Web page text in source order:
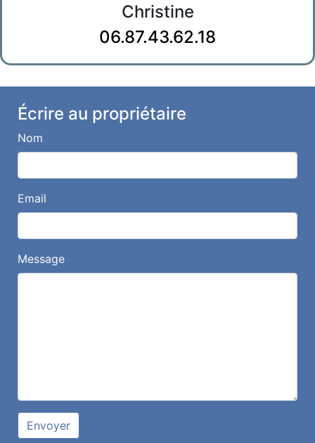
Christine
06.87.43.62.18
Écrire au propriétaire
Nom
Email
Message
Envoyer